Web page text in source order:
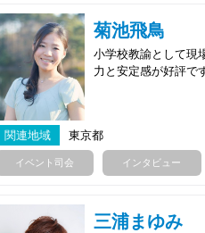
菊池飛鳥
小学校教諭として現
力と安定感が好評で
関連地域 東京都
イベント司会 インタビュー
三浦まゆみ